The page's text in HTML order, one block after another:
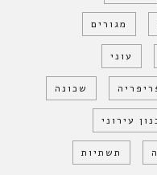
מגורים
עוני
שכונה
עירוני
תשתיות